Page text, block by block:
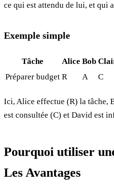
ce qui est attendu de lui, et qui
Exemple simple
Tâche Alice Bob
Préparer budget R A C
Ici, Alice effectue (R) la tâche,
est consultée (C) et David est
Pourquoi utiliser
Les Avantages